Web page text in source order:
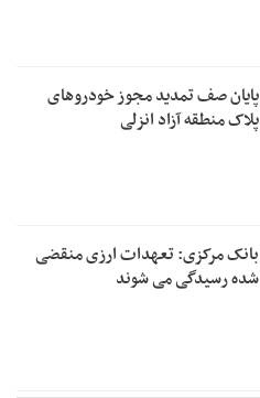
پایان صف تمدید مجوز خودروهای
پلاک منطقه آزاد انزلی
بانک مرکزی: تعهدات ارزی منقضی
شده رسیدگی می شوند